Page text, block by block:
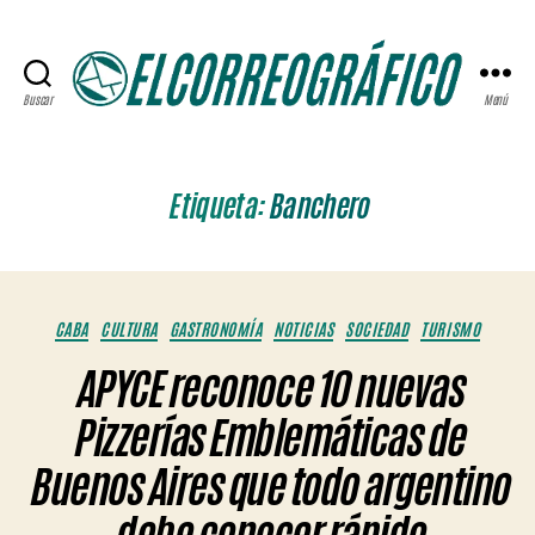
Buscar Menú
Etiqueta:Banchero
Categorías
CABA CULTURA GASTRONOMÍA NOTICIAS SOCIEDAD TURISMO
APYCE reconoce 10 nuevas
Pizzerías Emblemáticas de
Buenos Aires que todo argentino